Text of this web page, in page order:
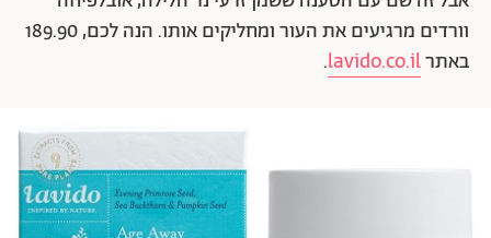
וורדים מרגיעים את העור ומחליקים אותו. הנה לכם, 189.90
באתרlavido.co.il
.